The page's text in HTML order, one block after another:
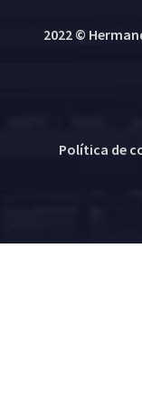
2022 ©
Política de